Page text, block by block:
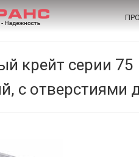
крейт серии 75
с отверстиями